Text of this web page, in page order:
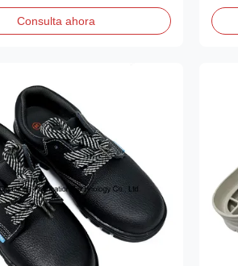
Consulta ahora